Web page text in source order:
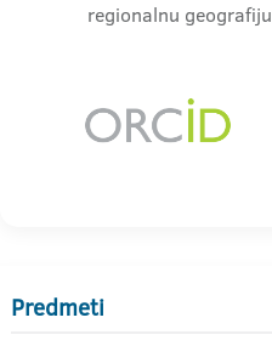
regionalnu geografiju
Predmeti